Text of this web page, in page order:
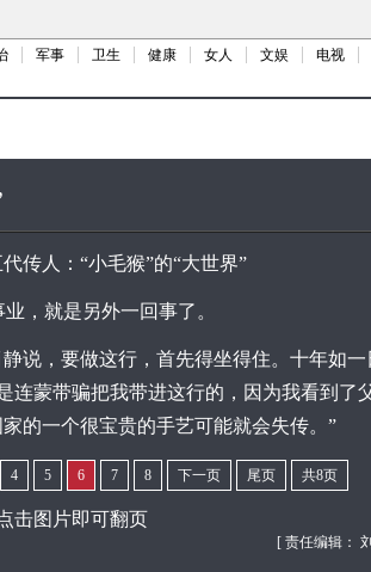
军事 卫生 健康 女人 文娱 电视
，就是另外一回事了。
，要做这行，首先得坐得住。十年如一
连蒙带骗把我带进这行的，因为我看到了
的一个很宝贵的手艺可能就会失传。”
4 5 6 7 8 下一页 尾页 共8页
击图片即可翻页
[ 责任编辑：